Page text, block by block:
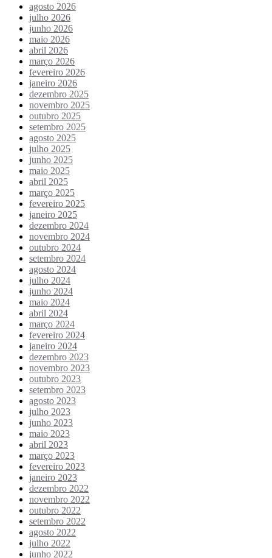
agosto 2026
julho 2026
junho 2026
maio 2026
abril 2026
março 2026
fevereiro 2026
janeiro 2026
dezembro 2025
novembro 2025
outubro 2025
setembro 2025
agosto 2025
julho 2025
junho 2025
maio 2025
abril 2025
março 2025
fevereiro 2025
janeiro 2025
dezembro 2024
novembro 2024
outubro 2024
setembro 2024
agosto 2024
julho 2024
junho 2024
maio 2024
abril 2024
março 2024
fevereiro 2024
janeiro 2024
dezembro 2023
novembro 2023
outubro 2023
setembro 2023
agosto 2023
julho 2023
junho 2023
maio 2023
abril 2023
março 2023
fevereiro 2023
janeiro 2023
dezembro 2022
novembro 2022
outubro 2022
setembro 2022
agosto 2022
julho 2022
junho 2022